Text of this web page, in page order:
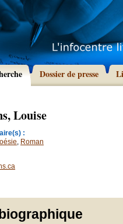
Dossier de presse
Louise
:
, Roman